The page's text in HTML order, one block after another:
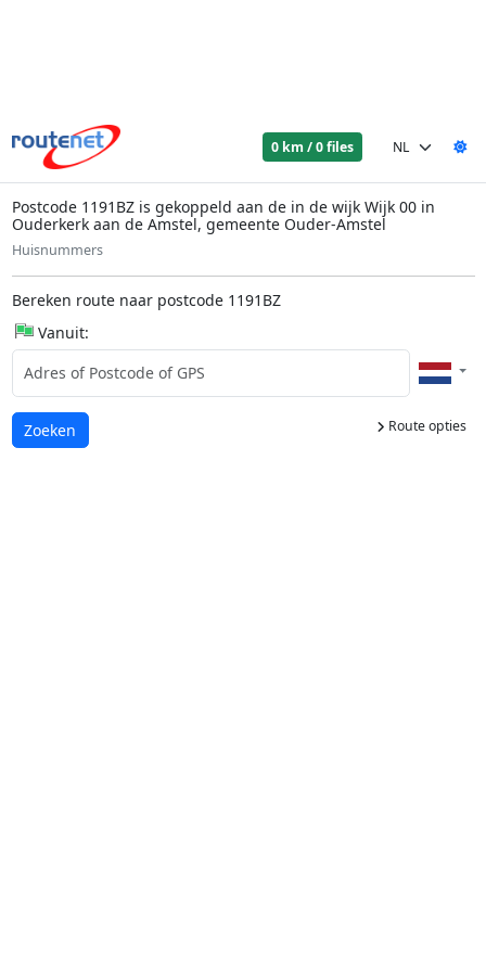
0 km / 0 files
Postcode 1191BZ is gekoppeld aan de in de wijk Wijk 00 in
Ouderkerk aan de Amstel, gemeente Ouder-Amstel
Huisnummers
Bereken route naar postcode 1191BZ
Vanuit:
Route opties
Laden...
Zoeken